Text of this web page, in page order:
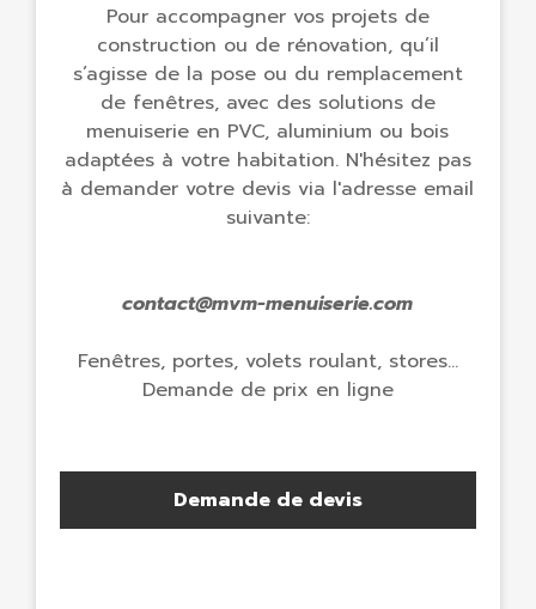
Pour accompagner vos projets de
construction ou de rénovation, qu’il
s’agisse de la pose ou du remplacement
de fenêtres, avec des solutions de
menuiserie en PVC, aluminium ou bois
adaptées à votre habitation. N'hésitez pas
à demander votre devis via l'adresse email
suivante:
contact@mvm-menuiserie.com
Fenêtres, portes, volets roulant, stores...
Demande de prix en ligne
Demande de devis